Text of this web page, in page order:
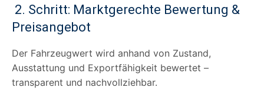
2. Schritt: Marktgerechte Bewertung &
Preisangebot
Der Fahrzeugwert wird anhand von Zustand,
Ausstattung und Exportfähigkeit bewertet –
transparent und nachvollziehbar.